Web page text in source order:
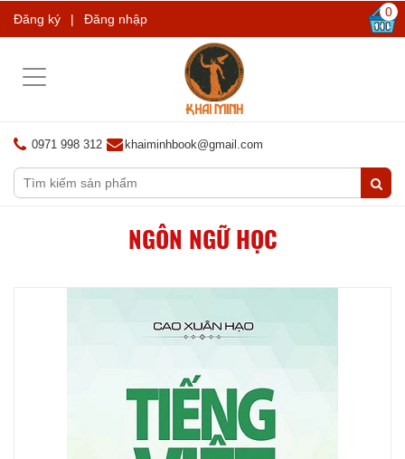
Đăng ký | Đăng nhập 0
Toggle
0971 998 312 khaiminhbook@gmail.com
NGÔN NGỮ HỌC